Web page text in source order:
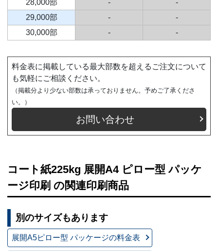
28,000部
-
-
29,000部
-
-
30,000部
- -
お問い合わせ
料金表に掲載している最大部数を超えるご注文について
も気軽にご相談ください。
（掲載分より少ない部数は承っておりません。予めご了承くださ
い。）
コート紙225kg 展開A4 ピロー型 パッケ
ージ印刷 の関連印刷商品
別のサイズもあります
展開A5ピロー型 パッケージの料金表